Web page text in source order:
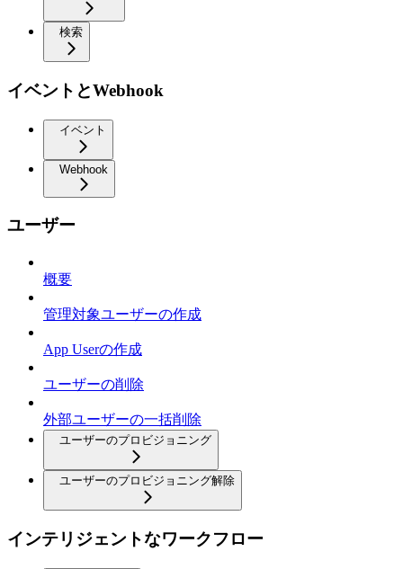
検索
イベントとWebhook
イベント
Webhook
ユーザー
概要
管理対象ユーザーの作成
App Userの作成
ユーザーの削除
外部ユーザーの一括削除
ユーザーのプロビジョニング
ユーザーのプロビジョニング解除
インテリジェントなワークフロー